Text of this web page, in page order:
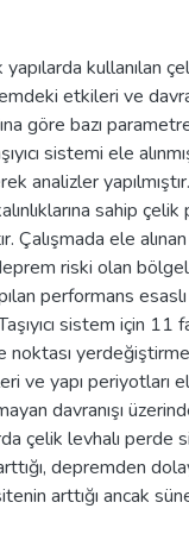
yapılarda kullanılan
etkileri ve
göre bazı
sistemi ele
analizler
sahip
Çalışmada ele
riski olan
performans
sistem için 11
noktası
ve yapı periyotları
davranışı
çelik levhalı perde
depremden
arttığı ancak